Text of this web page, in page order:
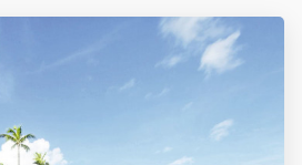
peso (DOP). Legkisebb bankjegy a
2000-es.